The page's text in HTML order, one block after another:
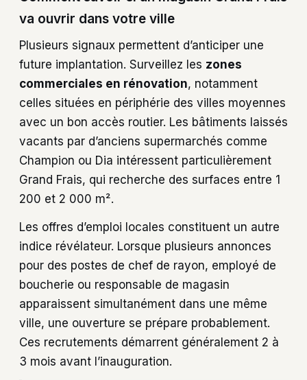
va ouvrir dans votre ville
Plusieurs signaux permettent d’anticiper une
future implantation. Surveillez les zones
commerciales en rénovation, notamment
celles situées en périphérie des villes moyennes
avec un bon accès routier. Les bâtiments laissés
vacants par d’anciens supermarchés comme
Champion ou Dia intéressent particulièrement
Grand Frais, qui recherche des surfaces entre 1
200 et 2 000 m².
Les offres d’emploi locales constituent un autre
indice révélateur. Lorsque plusieurs annonces
pour des postes de chef de rayon, employé de
boucherie ou responsable de magasin
apparaissent simultanément dans une même
ville, une ouverture se prépare probablement.
Ces recrutements démarrent généralement 2 à
3 mois avant l’inauguration.